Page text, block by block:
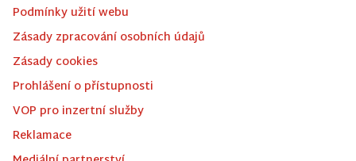
Podmínky užití webu
Zásady zpracování osobních údajů
Zásady cookies
Prohlášení o přístupnosti
VOP pro inzertní služby
Reklamace